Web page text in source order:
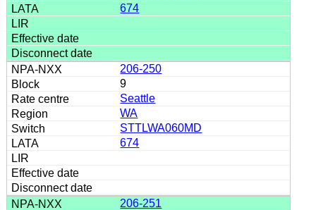
674
206-250
9
Seattle
WA
STTLWA060MD
674
206-251